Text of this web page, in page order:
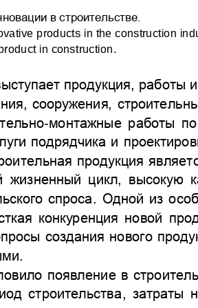
в строительстве.
products in the construction
in construction
продукция, работы
сооружения,
-монтажные работы
подрядчика и
продукция
цикл, высокую
спроса.
Одной из
конкуренция новой
создания нового
появление в
строительства
затраты